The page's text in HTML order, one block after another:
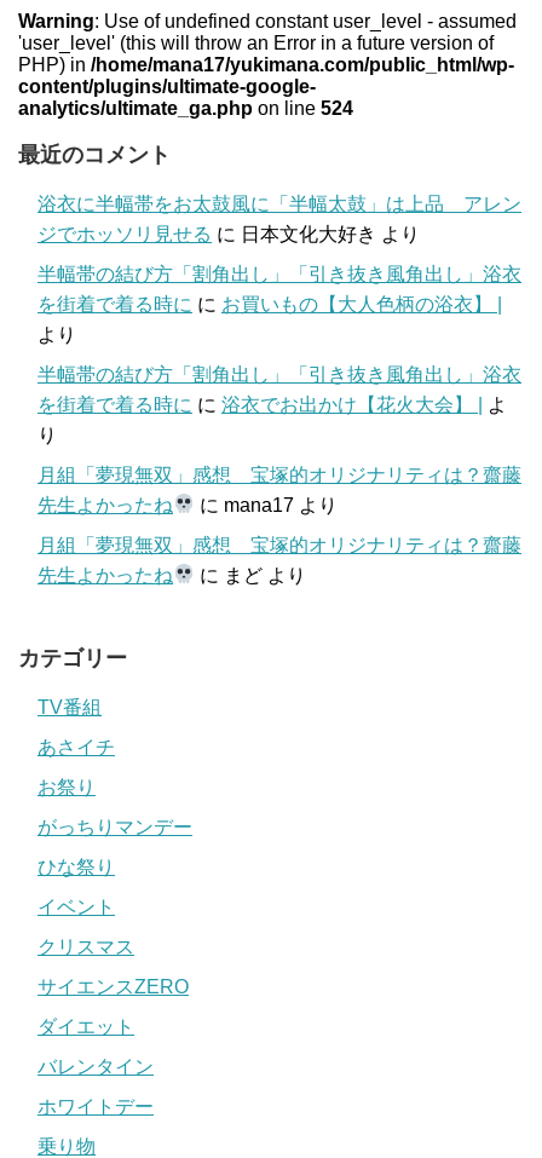
Warning: Use of undefined constant user_level - assumed
'user_level' (this will throw an Error in a future version of
PHP) in /home/mana17/yukimana.com/public_html/wp-
content/plugins/ultimate-google-
analytics/ultimate_ga.php on line 524
最近のコメント
浴衣に半幅帯をお太鼓風に「半幅太鼓」は上品 アレン
ジでホッソリ見せる に 日本文化大好き より
半幅帯の結び方「割角出し」「引き抜き風角出し」浴衣
を街着で着る時に に お買いもの【大人色柄の浴衣】 |
より
半幅帯の結び方「割角出し」「引き抜き風角出し」浴衣
を街着で着る時に に 浴衣でお出かけ【花火大会】 |
よ
り
月組「夢現無双」感想 宝塚的オリジナリティは？齋藤
先生よかったね
に mana17 より
月組「夢現無双」感想 宝塚的オリジナリティは？齋藤
先生よかったね
に まど より
カテゴリー
TV番組
あさイチ
お祭り
がっちりマンデー
ひな祭り
イベント
クリスマス
サイエンスZERO
ダイエット
バレンタイン
ホワイトデー
乗り物